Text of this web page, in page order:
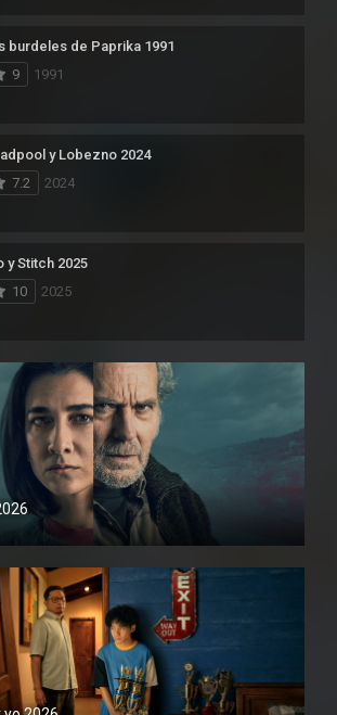
burdeles de Paprika 1991
9
1991
y Lobezno 2024
7.2
2024
y Stitch 2025
10
2025